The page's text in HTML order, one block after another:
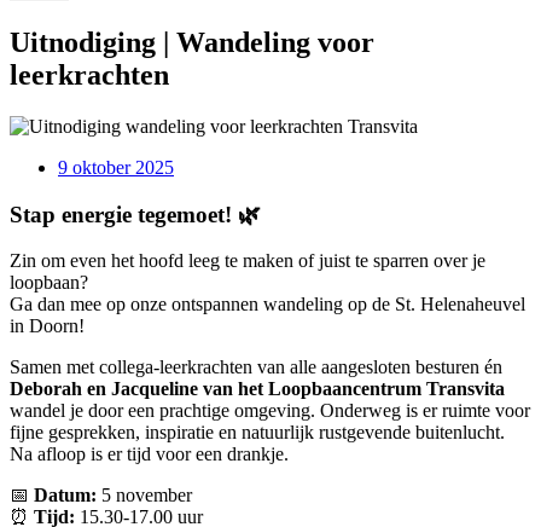
Uitnodiging | Wandeling voor
leerkrachten
9 oktober 2025
Stap energie tegemoet! 🌿
Zin om even het hoofd leeg te maken of juist te sparren over je
loopbaan?
Ga dan mee op onze ontspannen wandeling op de St. Helenaheuvel
in Doorn!
Samen met collega-leerkrachten van alle aangesloten besturen én
Deborah en Jacqueline van het Loopbaancentrum Transvita
wandel je door een prachtige omgeving. Onderweg is er ruimte voor
fijne gesprekken, inspiratie en natuurlijk rustgevende buitenlucht.
Na afloop is er tijd voor een drankje.
📅 Datum: 5 november
⏰ Tijd: 15.30-17.00 uur